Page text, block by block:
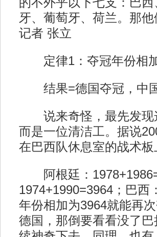
牙、葡萄牙、荷兰。那
记者 张立
定律1：夺冠年份相
结果=德国夺冠，中国
说来奇怪，最先发现
而是一位清洁工。据说
在巴西队休息室的战术
阿根廷：
1974+1990=3964；巴西
年份相加为3964就能再
德国，那倒要看看没了